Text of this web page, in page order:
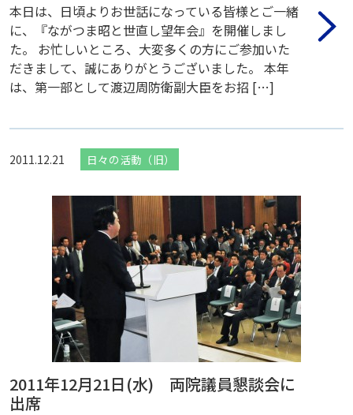
本日は、日頃よりお世話になっている皆様とご一緒
に、『ながつま昭と世直し望年会』を開催しまし
た。 お忙しいところ、大変多くの方にご参加いた
だきまして、誠にありがとうございました。 本年
は、第一部として渡辺周防衛副大臣をお招 […]
2011.12.21 日々の活動（旧）
2011年12月21日(水) 両院議員懇談会に
出席